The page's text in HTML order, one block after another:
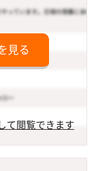
見る
て閲覧できます